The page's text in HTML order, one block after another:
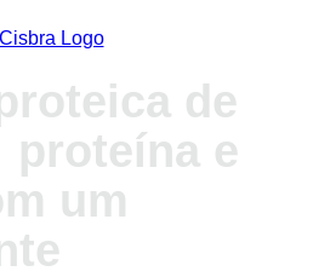
de
proteína e
um